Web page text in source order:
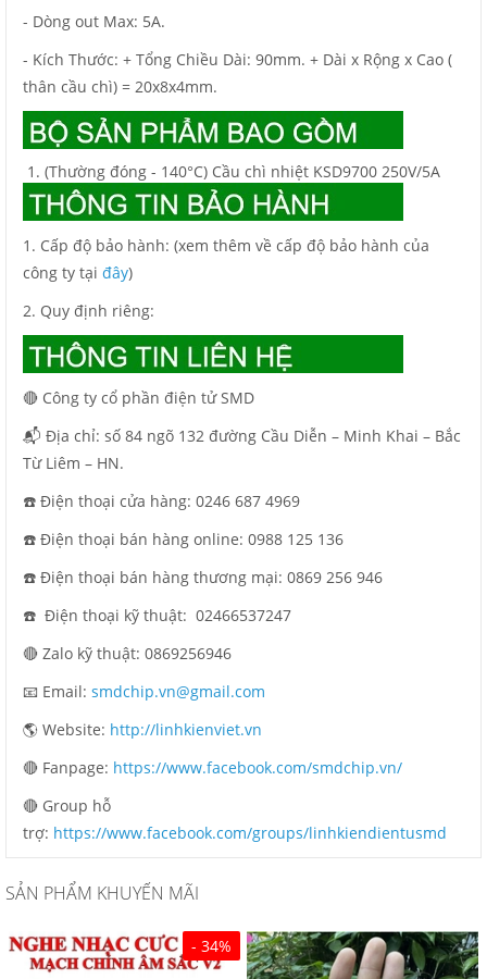
- Dòng out Max: 5A.
- Kích Thước: + Tổng Chiều Dài: 90mm. + Dài x Rộng x Cao (
thân cầu chì) = 20x8x4mm.
(Thường đóng - 140°C) Cầu chì nhiệt KSD9700 250V/5A
1. Cấp độ bảo hành: (xem thêm về cấp độ bảo hành của
công ty tại đây)
2. Quy định riêng:
🔴 Công ty cổ phần điện tử SMD
📬 Địa chỉ: số 84 ngõ 132 đường Cầu Diễn – Minh Khai – Bắc
Từ Liêm – HN.
☎️ Điện thoại cửa hàng: 0246 687 4969
☎️ Điện thoại bán hàng online: 0988 125 136
☎️ Điện thoại bán hàng thương mại: 0869 256 946
☎️ Điện thoại kỹ thuật: 02466537247
🔴 Zalo kỹ thuật: 0869256946
📧 Email: smdchip.vn@gmail.com
🌎 Website: http://linhkienviet.vn
🔴 Fanpage: https://www.facebook.com/smdchip.vn/
🔴 Group hỗ
trợ: https://www.facebook.com/groups/linhkiendientusmd
SẢN PHẨM KHUYẾN MÃI
- 34%